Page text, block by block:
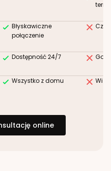
Błyskawiczne
połączenie
Dostępność 24/7
Wszystko z domu
online